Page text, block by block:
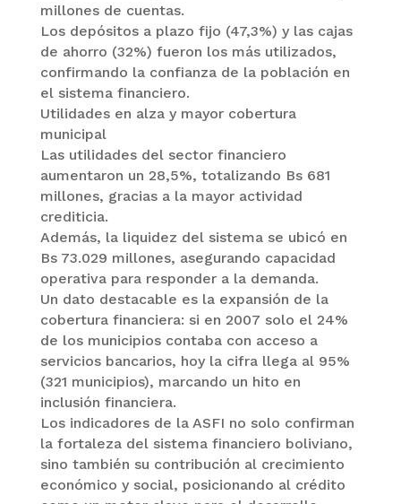
millones de cuentas.
Los depósitos a plazo fijo (47,3%) y las cajas
de ahorro (32%) fueron los más utilizados,
confirmando la confianza de la población en
el sistema financiero.
Utilidades en alza y mayor cobertura
municipal
Las utilidades del sector financiero
aumentaron un 28,5%, totalizando Bs 681
millones, gracias a la mayor actividad
crediticia.
Además, la liquidez del sistema se ubicó en
Bs 73.029 millones, asegurando capacidad
operativa para responder a la demanda.
Un dato destacable es la expansión de la
cobertura financiera: si en 2007 solo el 24%
de los municipios contaba con acceso a
servicios bancarios, hoy la cifra llega al 95%
(321 municipios), marcando un hito en
inclusión financiera.
Los indicadores de la ASFI no solo confirman
la fortaleza del sistema financiero boliviano,
sino también su contribución al crecimiento
económico y social, posicionando al crédito